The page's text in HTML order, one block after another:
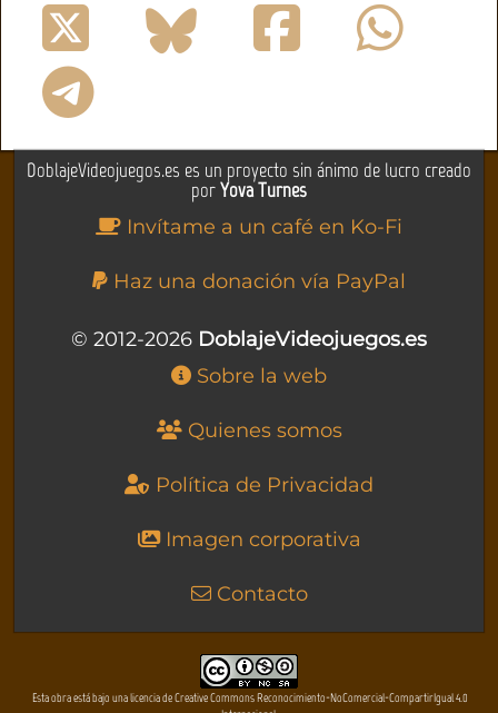
DoblajeVideojuegos.es es un proyecto sin ánimo de lucro creado
porYova Turnes
Invítame a un café en Ko-Fi
Haz una donación vía PayPal
© 2012-2026 DoblajeVideojuegos.es
Sobre la web
Quienes somos
Política de Privacidad
Imagen corporativa
Contacto
Esta obra está bajo una licencia de Creative Commons Reconocimiento-NoComercial-CompartirIgual 4.0